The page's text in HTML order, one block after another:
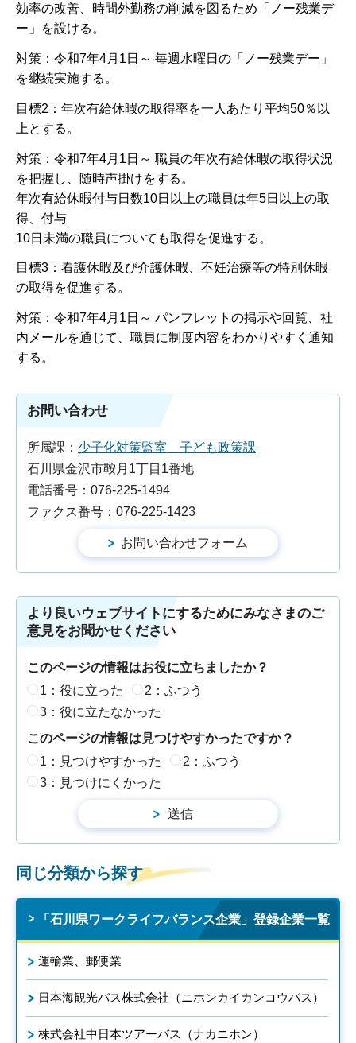
効率の改善、時間外勤務の削減を図るため「ノー残業デ
ー」を設ける。
対策：令和7年4月1日～ 毎週水曜日の「ノー残業デー」
を継続実施する。
目標2：年次有給休暇の取得率を一人あたり平均50％以
上とする。
対策：令和7年4月1日～ 職員の年次有給休暇の取得状況
を把握し、随時声掛けをする。
年次有給休暇付与日数10日以上の職員は年5日以上の取
得、付与
10日未満の職員についても取得を促進する。
目標3：看護休暇及び介護休暇、不妊治療等の特別休暇
の取得を促進する。
対策：令和7年4月1日～ パンフレットの掲示や回覧、社
内メールを通じて、職員に制度内容をわかりやすく通知
する。
お問い合わせ
所属課： 少子化対策監室 子ども政策課
石川県金沢市鞍月1丁目1番地
電話番号：076-225-1494
ファクス番号：076-225-1423
より良いウェブサイトにするためにみなさまのご
意見をお聞かせください
このページの情報はお役に立ちましたか？
1：役に立った
2：ふつう
3：役に立たなかった
このページの情報は見つけやすかったですか？
1：見つけやすかった
2：ふつう
3：見つけにくかった
同じ分類から探す
「石川県ワークライフバランス企業」登録企業一覧
運輸業、郵便業
日本海観光バス株式会社（ニホンカイカンコウバス）
株式会社中日本ツアーバス（ナカニホン）